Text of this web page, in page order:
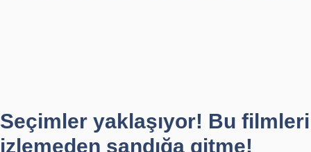
Seçimler yaklaşıyor! Bu filmleri
izlemeden sandığa gitme!